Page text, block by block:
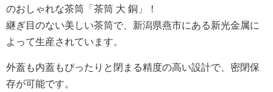
のおしゃれな茶筒「茶筒 大 銅」！
継ぎ目のない美しい茶筒で、新潟県燕市にある新光金属に
よって生産されています。
外蓋も内蓋もぴったりと閉まる精度の高い設計で、密閉保
存が可能です。